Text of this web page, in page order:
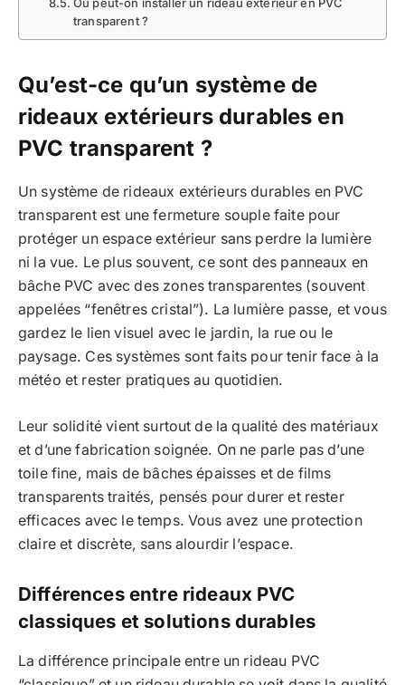
transparent ?
Qu’est-ce qu’un système de
rideaux extérieurs durables en
PVC transparent ?
Un système de rideaux extérieurs durables en PVC
transparent est une fermeture souple faite pour
protéger un espace extérieur sans perdre la lumière
ni la vue. Le plus souvent, ce sont des panneaux en
bâche PVC avec des zones transparentes (souvent
appelées “fenêtres cristal”). La lumière passe, et vous
gardez le lien visuel avec le jardin, la rue ou le
paysage. Ces systèmes sont faits pour tenir face à la
météo et rester pratiques au quotidien.
Leur solidité vient surtout de la qualité des matériaux
et d’une fabrication soignée. On ne parle pas d’une
toile fine, mais de bâches épaisses et de films
transparents traités, pensés pour durer et rester
efficaces avec le temps. Vous avez une protection
claire et discrète, sans alourdir l’espace.
Différences entre rideaux PVC
classiques et solutions durables
La différence principale entre un rideau PVC